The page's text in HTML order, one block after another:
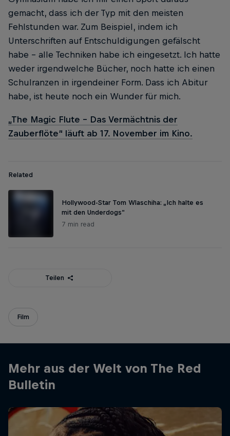
gemacht, dass ich der Typ mit den meisten
Fehlstunden war. Zum Beispiel, indem ich
Unterschriften auf Entschuldigungen gefälscht
habe – alle Techniken habe ich eingesetzt. Ich hatte
weder irgendwelche Bücher, noch hatte ich einen
Schulranzen in irgendeiner Form. Dass ich Abitur
habe, ist heute noch ein Wunder für mich.
„The Magic Flute – Das Vermächtnis der
Zauberflöte“ läuft ab 17. November im Kino.
Related
Hollywood-Star Tom Wlaschiha: „Ich halte es
mit den Underdogs“
7 min read
Teilen
Film
Mehr aus der Welt von The Red
Bulletin